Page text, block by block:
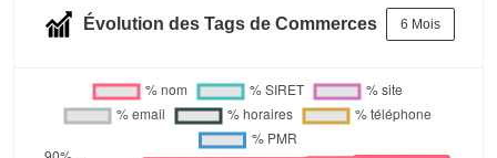
Évolution des Tags de Commerces 6 Mois